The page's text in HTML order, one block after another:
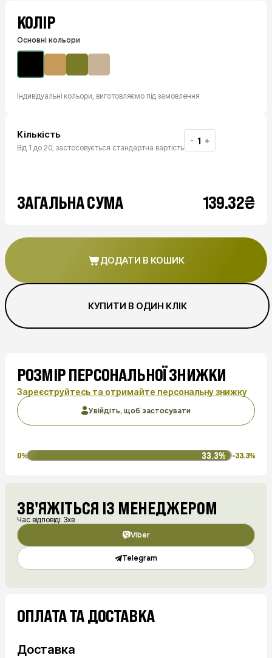
КОЛІР
Основні кольори
Індивідуальні кольори, виготовляємо під замовлення
Кількість
Від 1 до 20, застосовується стандартна вартість
- +
ЗАГАЛЬНА СУМА 139.32₴
ДОДАТИ В КОШИК
КУПИТИ В ОДИН КЛІК
РОЗМІР ПЕРСОНАЛЬНОЇ ЗНИЖКИ
Зареєструйтесь та отримайте персональну знижку
Увійдіть, щоб застосувати
0% 33.3% -33.3%
ЗВ'ЯЖІТЬСЯ ІЗ МЕНЕДЖЕРОМ
Час відповіді: 3хв
Viber
Telegram
ОПЛАТА ТА ДОСТАВКА
Доставка